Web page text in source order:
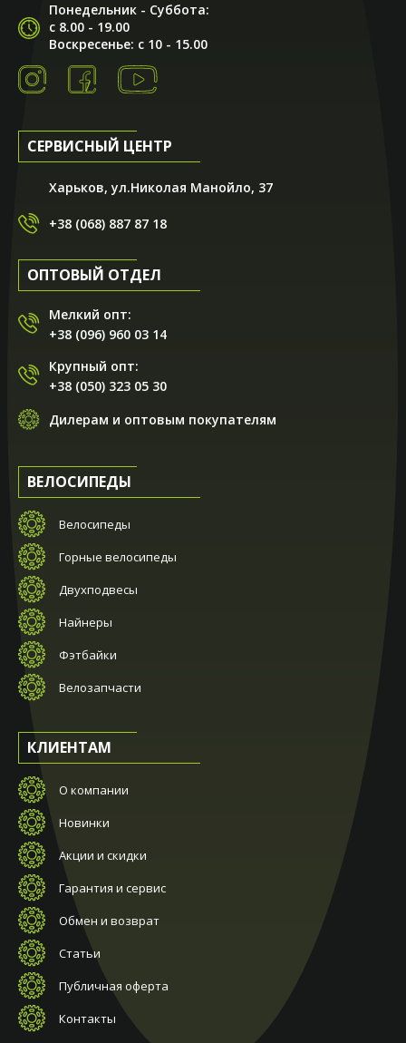
Понедельник - Суббота:
с 8.00 - 19.00
Воскресенье: с 10 - 15.00
СЕРВИСНЫЙ ЦЕНТР
Харьков, ул.Николая Манойло, 37
+38 (068) 887 87 18
ОПТОВЫЙ ОТДЕЛ
Мелкий опт:
+38 (096) 960 03 14
Крупный опт:
+38 (050) 323 05 30
Дилерам и оптовым покупателям
ВЕЛОСИПЕДЫ
Велосипеды
Горные велосипеды
Двухподвесы
Найнеры
Фэтбайки
Велозапчасти
КЛИЕНТАМ
О компании
Новинки
Акции и скидки
Гарантия и сервис
Обмен и возврат
Статьи
Публичная оферта
Контакты